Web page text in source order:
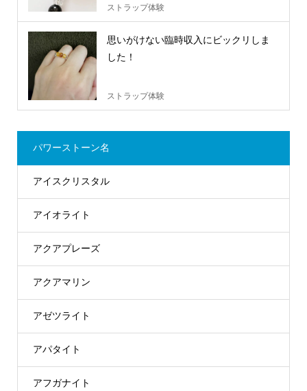
ストラップ体験
思いがけない臨時収入にビックリしま
した！
ストラップ体験
パワーストーン名
アイスクリスタル
アイオライト
アクアプレーズ
アクアマリン
アゼツライト
アパタイト
アフガナイト